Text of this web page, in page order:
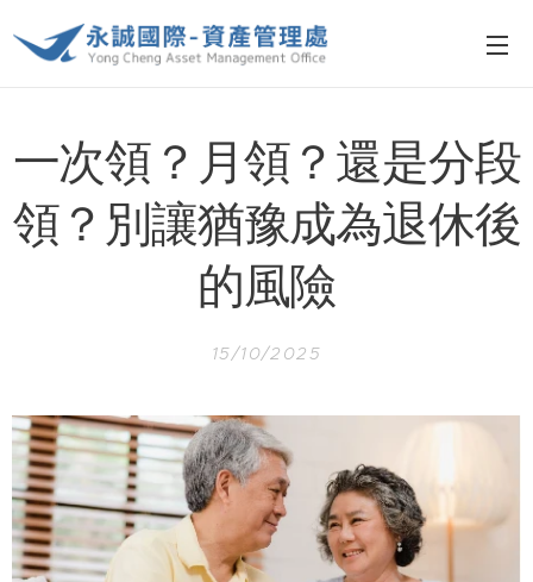
一次領？月領？還是分段
領？別讓猶豫成為退休後
的風險
15/10/2025